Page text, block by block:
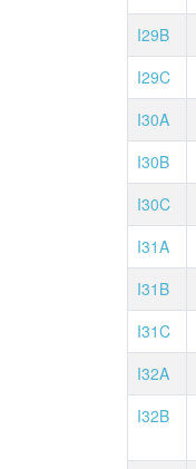
I29B
I29C
I30A
I30B
I30C
I31A
I31B
I31C
I32A
I32B